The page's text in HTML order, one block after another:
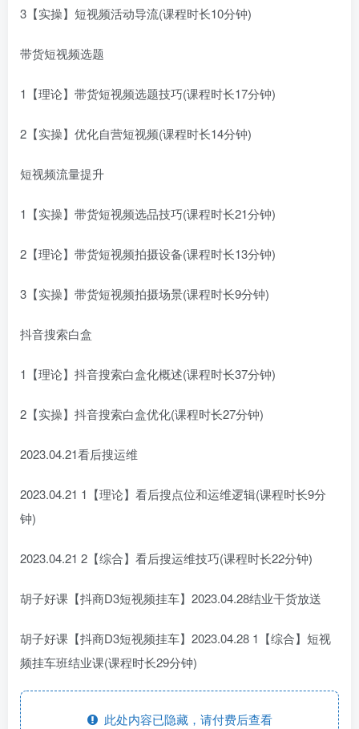
3【实操】短视频活动导流(课程时长10分钟)
带货短视频选题
1【理论】带货短视频选题技巧(课程时长17分钟)
2【实操】优化自营短视频(课程时长14分钟)
短视频流量提升
1【实操】带货短视频选品技巧(课程时长21分钟)
2【理论】带货短视频拍摄设备(课程时长13分钟)
3【实操】带货短视频拍摄场景(课程时长9分钟)
抖音搜索白盒
1【理论】抖音搜索白盒化概述(课程时长37分钟)
2【实操】抖音搜索白盒优化(课程时长27分钟)
2023.04.21看后搜运维
2023.04.21 1【理论】看后搜点位和运维逻辑(课程时长9分
钟)
2023.04.21 2【综合】看后搜运维技巧(课程时长22分钟)
胡子好课【抖商D3短视频挂车】2023.04.28结业干货放送
胡子好课【抖商D3短视频挂车】2023.04.28 1【综合】短视
频挂车班结业课(课程时长29分钟)
此处内容已隐藏，请付费后查看